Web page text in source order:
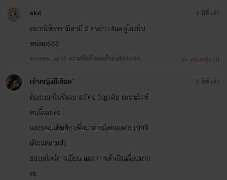
slot
อยากให้ธารามีสามี 2 คนง่าา #แลดูโลภไป
หน่อย555
จากตอน: ep18 ความหึงที่ไม่คงที่ของอัศดินทร์
8 ปีที่แล้ว
ตอบกลับ (1)
เจ้าหญิงสีเลือด'
ต้องบอกในที่เลย สมัคร ธัญวลัย เพราะไรท์
คนนี้เลยคะ
และยอมเติมตัง เพื่อมาอ่านโดยเฉพาะ (ปกติ
เติมแต่เกมส์)
ชอบสไตร์การเขียน และ การดำเนินเรื่องมาก
ค่ะ
8 ปีที่แล้ว